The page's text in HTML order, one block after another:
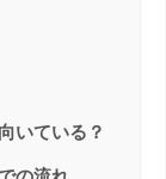
いている？